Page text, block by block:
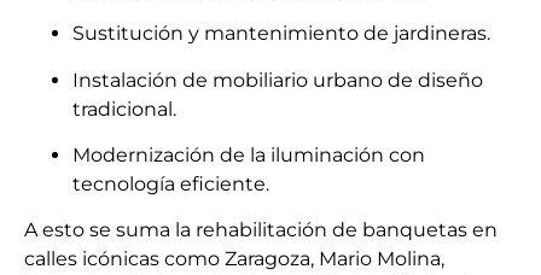
Sustitución y mantenimiento de jardineras.
Instalación de mobiliario urbano de diseño
tradicional.
Modernización de la iluminación con
tecnología eficiente.
A esto se suma la rehabilitación de banquetas en
calles icónicas como Zaragoza, Mario Molina,